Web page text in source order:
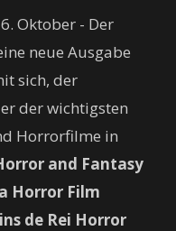
Oktober - Der
neue Ausgabe
sich, der
der wichtigsten
Horrorfilme in
and Fantasy
Horror Film
de Rei Horror